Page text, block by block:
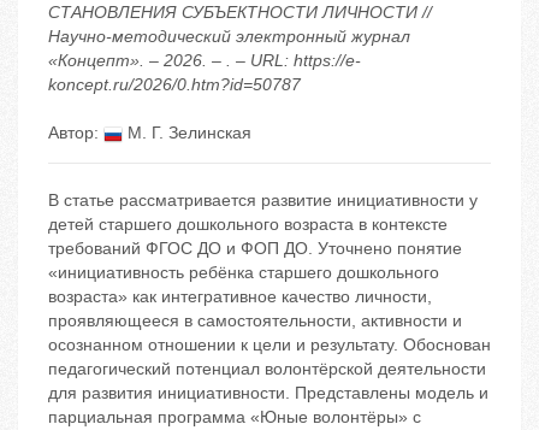
СТАНОВЛЕНИЯ СУБЪЕКТНОСТИ ЛИЧНОСТИ //
Научно-методический электронный журнал
«Концепт». – 2026. – . – URL: https://e-
koncept.ru/2026/0.htm?id=50787
Автор: М. Г. Зелинская
В статье рассматривается развитие инициативности у
детей старшего дошкольного возраста в контексте
требований ФГОС ДО и ФОП ДО. Уточнено понятие
«инициативность ребёнка старшего дошкольного
возраста» как интегративное качество личности,
проявляющееся в самостоятельности, активности и
осознанном отношении к цели и результату. Обоснован
педагогический потенциал волонтёрской деятельности
для развития инициативности. Представлены модель и
парциальная программа «Юные волонтёры» с